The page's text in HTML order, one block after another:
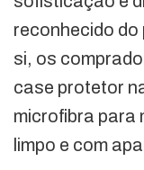
reconhecido do
si, os
case protetor
microfibra para
limpo e com